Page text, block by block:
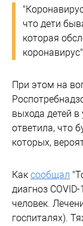
что дети
которая
При этом на
выхода детей
ответила, что
которых,
Как сообщал
диагноз
человек.
госпиталях).